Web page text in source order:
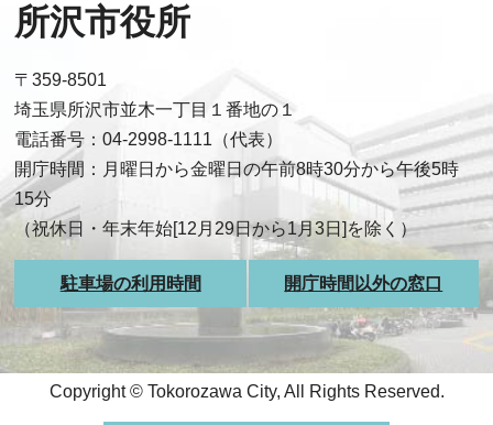
所沢市役所
〒359-8501
埼玉県所沢市並木一丁目１番地の１
電話番号：04-2998-1111（代表）
開庁時間：月曜日から金曜日の午前8時30分から午後5時
15分
（祝休日・年末年始[12月29日から1月3日]を除く）
駐車場の利用時間 開庁時間以外の窓口
Copyright © Tokorozawa City, All Rights Reserved.